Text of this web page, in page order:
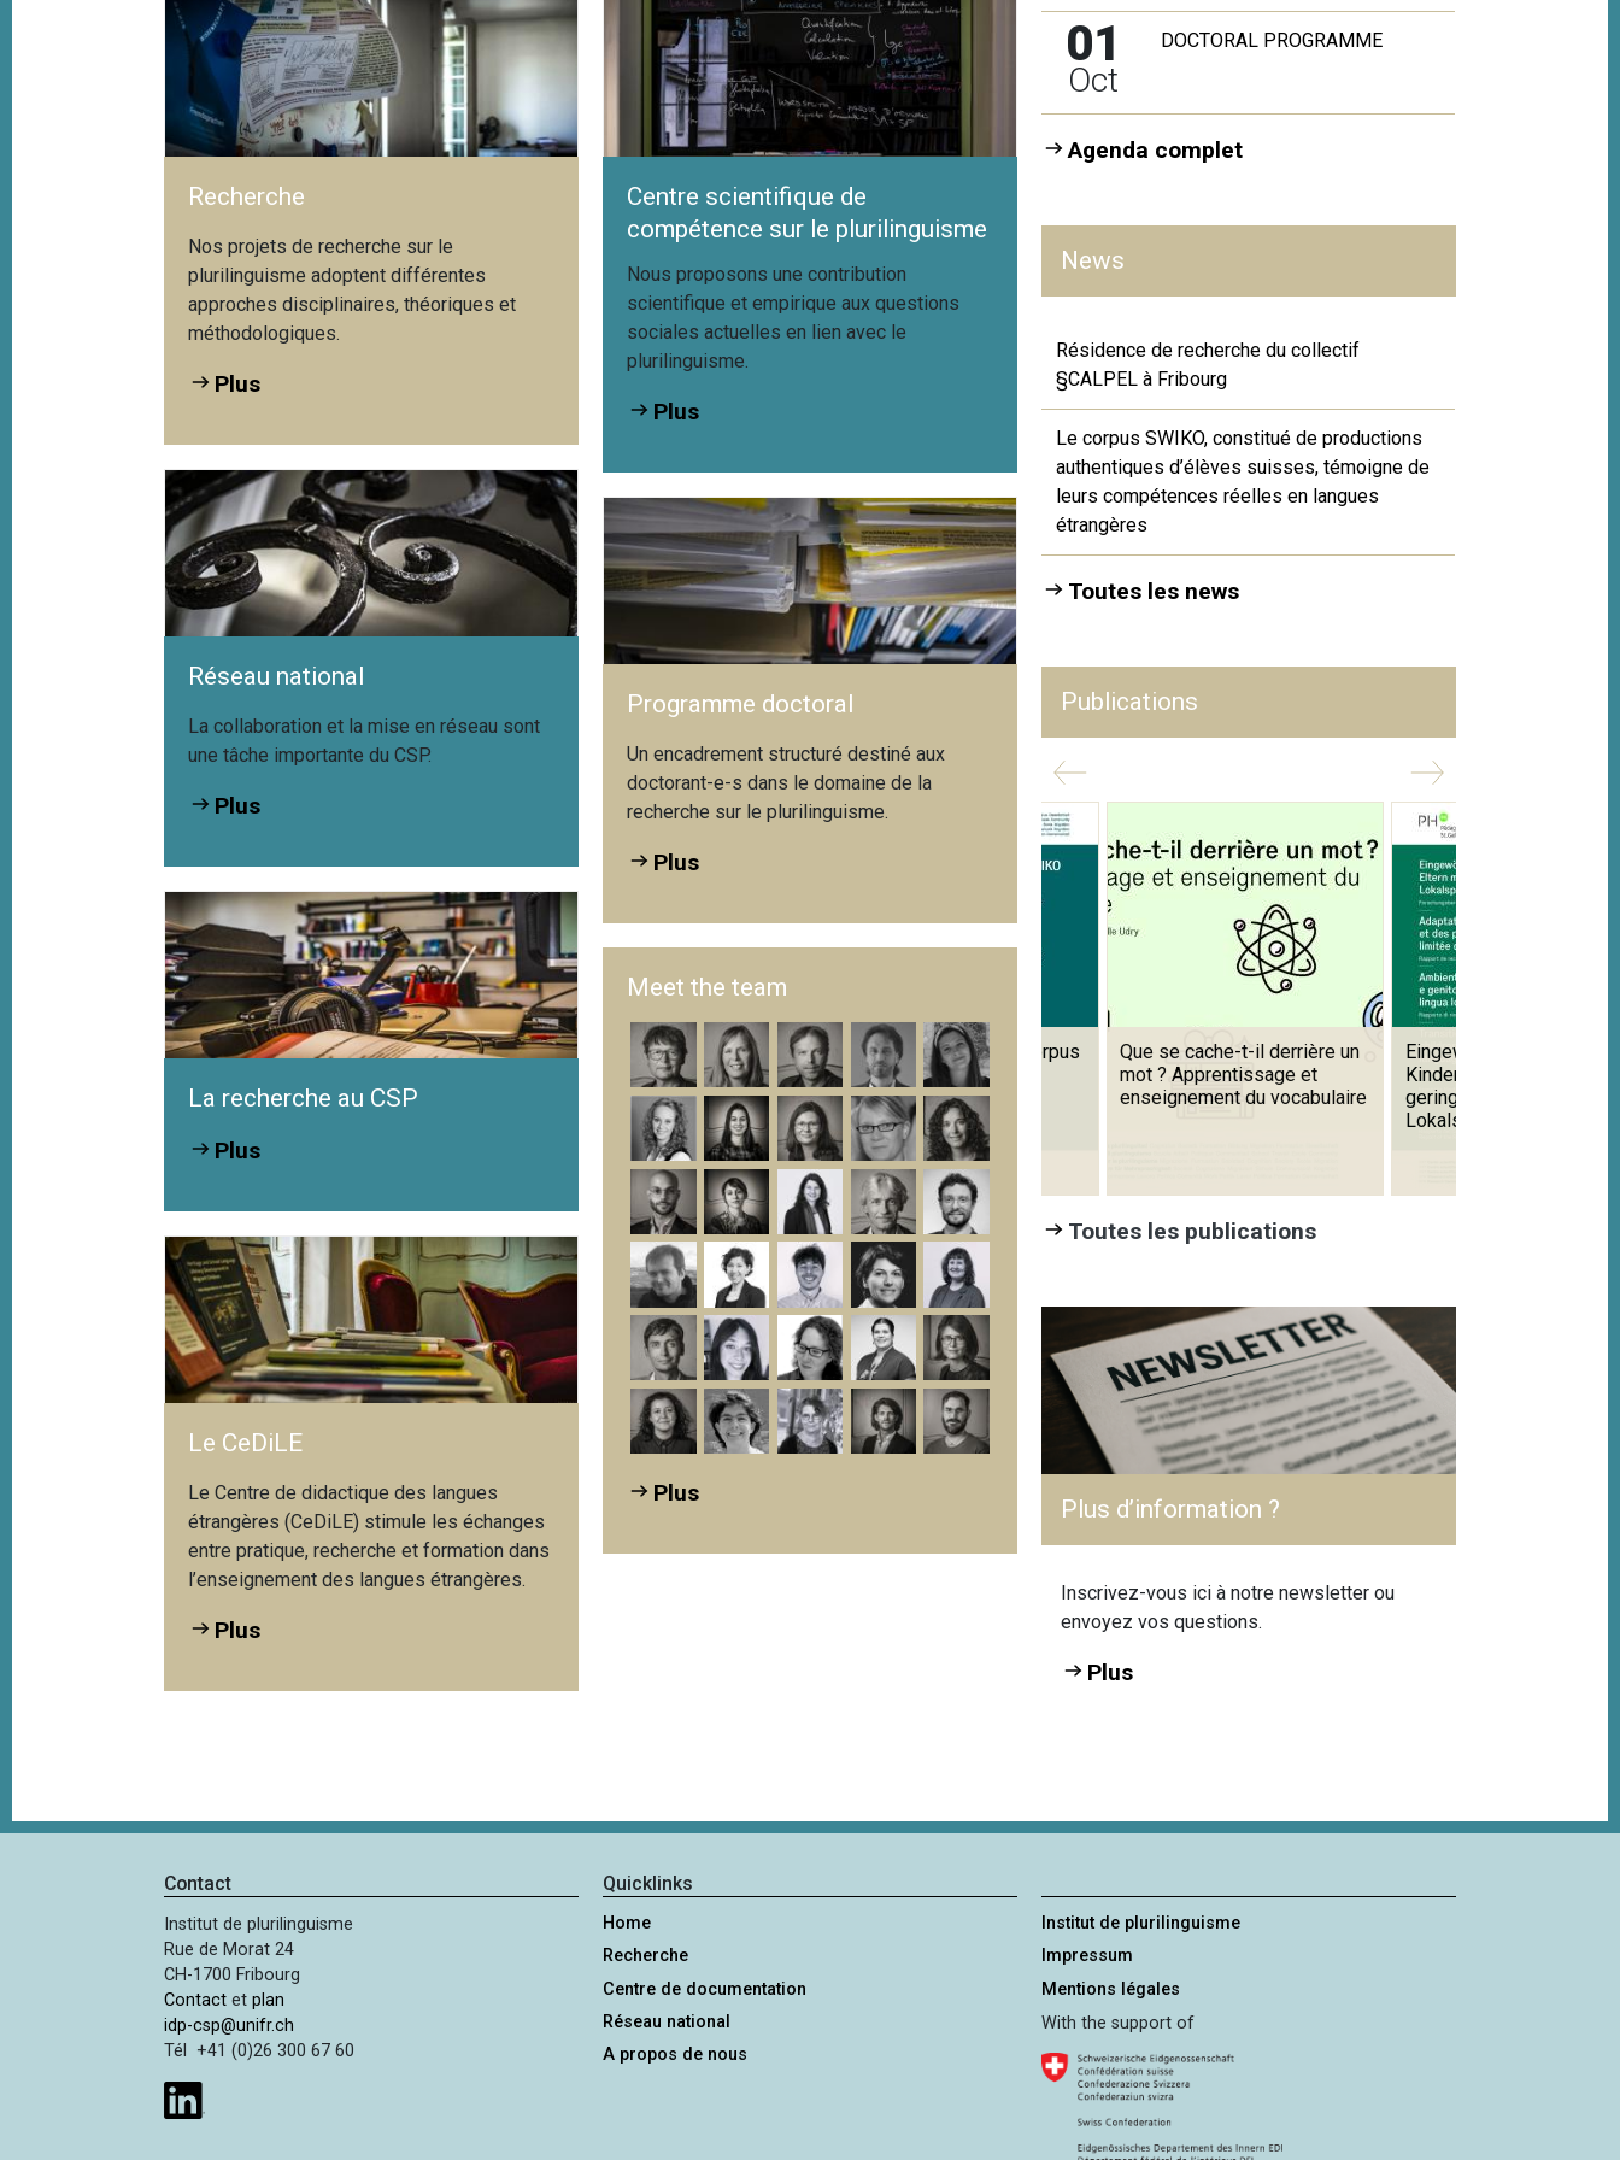
Recherche
Nos projets de recherche sur le
plurilinguisme adoptent différentes
approches disciplinaires, théoriques et
méthodologiques.
Plus
Réseau national
La collaboration et la mise en réseau sont
une tâche importante du CSP.
Plus
La recherche au CSP
Plus
Le CeDiLE
Le Centre de didactique des langues
étrangères (CeDiLE) stimule les échanges
entre pratique, recherche et formation dans
l’enseignement des langues étrangères.
Plus
Centre scientifique de
compétence sur le plurilinguisme
Nous proposons une contribution
scientifique et empirique aux questions
sociales actuelles en lien avec le
plurilinguisme.
Plus
Programme doctoral
Un encadrement structuré destiné aux
doctorant-e-s dans le domaine de la
recherche sur le plurilinguisme.
Plus
Meet the team
Plus
01
Oct
DOCTORAL PROGRAMME
Agenda complet
News
Résidence de recherche du collectif
§CALPEL à Fribourg
Le corpus SWIKO, constitué de productions
authentiques d’élèves suisses, témoigne de
leurs compétences réelles en langues
étrangères
Toutes les news
Publications
Mesurer la valeur du
Formative Beurteilung des
Sprechens im DaF-Unterricht:
Überzeugungen von
Lehrpersonen der...
Das Schweizer Lernerkorpus
SWIKO
Que se cache-t-il derrière un
mot ? Apprentissage et
enseignement du vocabulaire
Eingewöhnung in Kitas mit
Kindern und Eltern mit
geringen Kenntnissen der
Lokalsprache
Toutes les publications
Plus d’information ?
Inscrivez-vous ici à notre newsletter ou
envoyez vos questions.
Plus
Contact
Institut de plurilinguisme
Rue de Morat 24
CH-1700 Fribourg
Contact etplan
idp-csp@unifr.ch
Tél +41 (0)26 300 67 60
Quicklinks
Home
Recherche
Centre de documentation
Réseau national
A propos de nous
Institut de plurilinguisme
Impressum
Mentions légales
With the support of